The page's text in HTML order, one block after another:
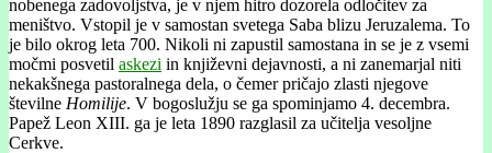
nobenega zadovoljstva, je v njem hitro dozorela odločitev za
meništvo. Vstopil je v samostan svetega Saba blizu Jeruzalema. To
je bilo okrog leta 700. Nikoli ni zapustil samostana in se je z vsemi
močmi posvetil askezi in književni dejavnosti, a ni zanemarjal niti
nekakšnega pastoralnega dela, o čemer pričajo zlasti njegove
številne Homilije. V bogoslužju se ga spominjamo 4. decembra.
Papež Leon XIII. ga je leta 1890 razglasil za učitelja vesoljne
Cerkve.